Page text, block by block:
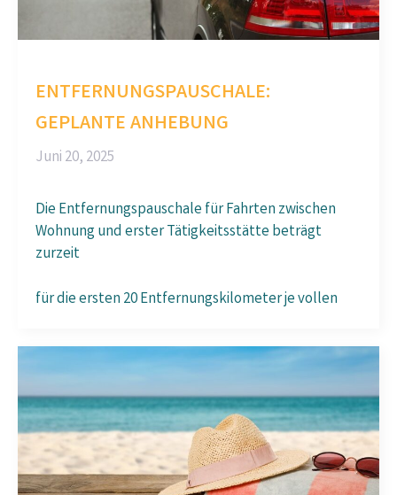
ENTFERNUNGSPAUSCHALE:
GEPLANTE ANHEBUNG
Juni 20, 2025
Die Entfernungspauschale für Fahrten zwischen
Wohnung und erster Tätigkeitsstätte beträgt
zurzeit
für die ersten 20 Entfernungskilometer je vollen